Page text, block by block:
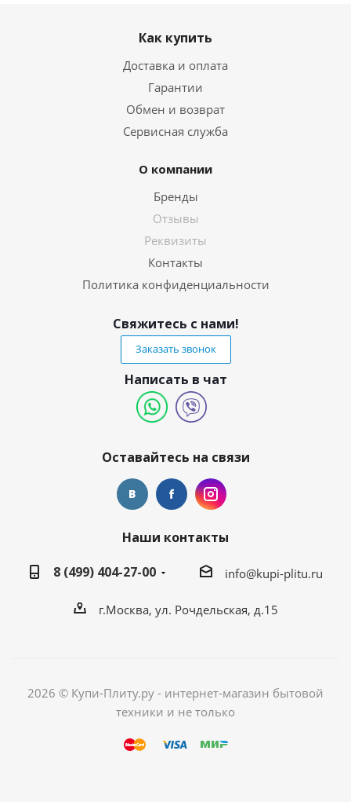
Как купить
Доставка и оплата
Гарантии
Обмен и возврат
Сервисная служба
О компании
Бренды
Отзывы
Реквизиты
Контакты
Политика конфиденциальности
Свяжитесь с нами!
Заказать звонок
Написать в чат
Оставайтесь на связи
Наши контакты
8 (499) 404-27-00
info@kupi-plitu.ru
г.Москва, ул. Рочдельская, д.15
2026 © Купи-Плиту.ру - интернет-магазин бытовой
техники и не только